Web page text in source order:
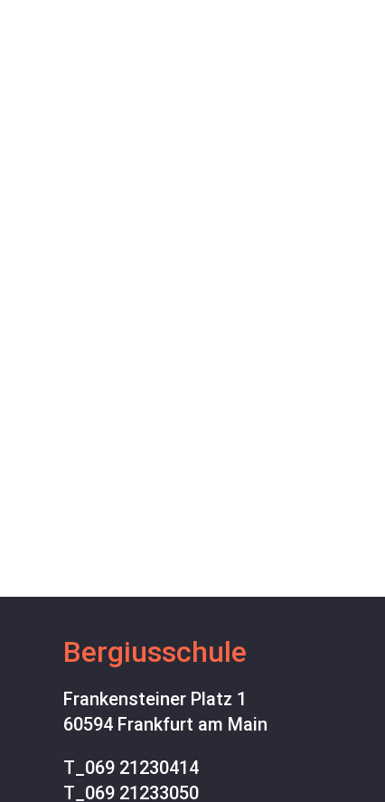
Bergiusschule
Frankensteiner Platz 1
60594 Frankfurt am Main
T_ 069 21230414
T_ 069 21233050